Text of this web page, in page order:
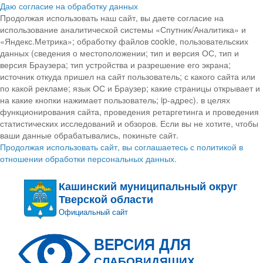
Даю согласие на обработку данных
Продолжая использовать наш сайт, вы даете согласие на
использование аналитической системы «Спутник/Аналитика» и
«Яндекс.Метрика»; обработку файлов cookie, пользовательских
данных (сведения о местоположении; тип и версия ОС, тип и
версия Браузера; тип устройства и разрешение его экрана;
источник откуда пришел на сайт пользователь; с какого сайта или
по какой рекламе; язык ОС и Браузер; какие страницы открывает и
на какие кнопки нажимает пользователь; ip-адрес). в целях
функционирования сайта, проведения ретаргетинга и проведения
статистических исследований и обзоров. Если вы не хотите, чтобы
ваши данные обрабатывались, покиньте сайт.
Продолжая использовать сайт, вы соглашаетесь с политикой в
отношении обработки персональных данных.